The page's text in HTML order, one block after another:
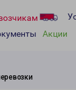
Акции